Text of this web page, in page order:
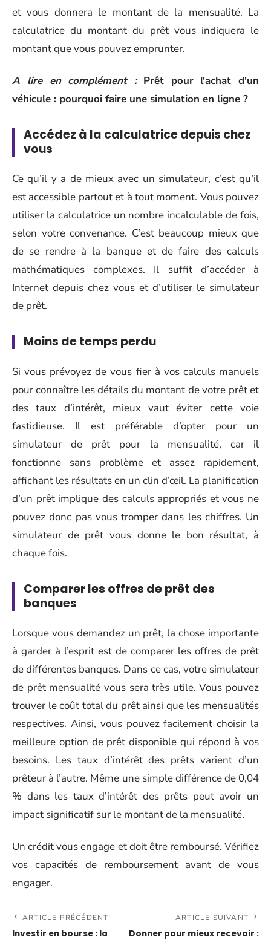
et vous donnera le montant de la mensualité. La
calculatrice du montant du prêt vous indiquera le
montant que vous pouvez emprunter.
A lire en complément : Prêt pour l'achat d'un
véhicule : pourquoi faire une simulation en ligne ?
Accédez à la calculatrice depuis chez
vous
Ce qu’il y a de mieux avec un simulateur, c’est qu’il
est accessible partout et à tout moment. Vous pouvez
utiliser la calculatrice un nombre incalculable de fois,
selon votre convenance. C’est beaucoup mieux que
de se rendre à la banque et de faire des calculs
mathématiques complexes. Il suffit d’accéder à
Internet depuis chez vous et d’utiliser le simulateur
de prêt.
Moins de temps perdu
Si vous prévoyez de vous fier à vos calculs manuels
pour connaître les détails du montant de votre prêt et
des taux d’intérêt, mieux vaut éviter cette voie
fastidieuse. Il est préférable d’opter pour un
simulateur de prêt pour la mensualité, car il
fonctionne sans problème et assez rapidement,
affichant les résultats en un clin d’œil. La planification
d’un prêt implique des calculs appropriés et vous ne
pouvez donc pas vous tromper dans les chiffres. Un
simulateur de prêt vous donne le bon résultat, à
chaque fois.
Comparer les offres de prêt des
banques
Lorsque vous demandez un prêt, la chose importante
à garder à l’esprit est de comparer les offres de prêt
de différentes banques. Dans ce cas, votre simulateur
de prêt mensualité vous sera très utile. Vous pouvez
trouver le coût total du prêt ainsi que les mensualités
respectives. Ainsi, vous pouvez facilement choisir la
meilleure option de prêt disponible qui répond à vos
besoins. Les taux d’intérêt des prêts varient d’un
prêteur à l’autre. Même une simple différence de 0,04
% dans les taux d’intérêt des prêts peut avoir un
impact significatif sur le montant de la mensualité.
Un crédit vous engage et doit être remboursé. Vérifiez
vos capacités de remboursement avant de vous
engager.
ARTICLE PRÉCÉDENT
Investir en bourse : la
ARTICLE SUIVANT
Donner pour mieux recevoir :